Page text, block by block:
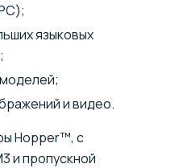
языковых
и видео.
Hopper™, с
и пропускной